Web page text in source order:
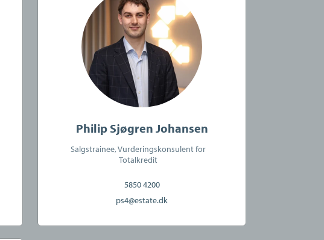
Philip Sjøgren Johansen
Salgstrainee, Vurderingskonsulent for
Totalkredit
5850 4200
ps4@estate.dk